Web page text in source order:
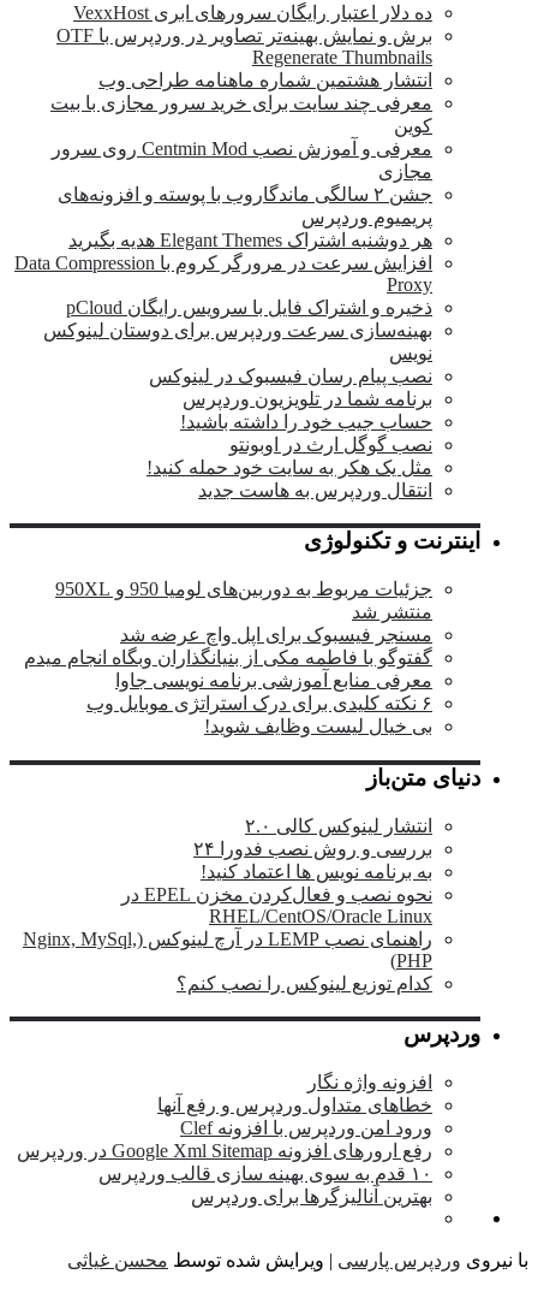
ده دلار اعتبار رایگان سرورهای ابری VexxHost
برش و نمایش بهینه‌تر تصاویر در وردپرس با OTF
Regenerate Thumbnails
انتشار هشتمین شماره ماهنامه طراحی وب
معرفی چند سایت برای خرید سرور مجازی با بیت
کوین
معرفی و آموزش نصب Centmin Mod روی سرور
مجازی
جشن ۲ سالگی ماندگار‌وب با پوسته و افزونه‌های
پریمیوم وردپرس
هر دوشنبه اشتراک Elegant Themes هدیه بگیرید
افزایش سرعت در مرورگر کروم با Data Compression
Proxy
ذخیره و اشتراک فایل با سرویس رایگان pCloud
بهینه‌سازی سرعت وردپرس برای دوستان لینوکس
نویس
نصب پیام رسان فیسبوک در لینوکس
برنامه شما در تلویزیون وردپرس
حساب جیب خود را داشته باشید!
نصب گوگل ارث در اوبونتو
مثل یک هکر به سایت خود حمله کنید!
انتقال وردپرس به هاست جدید
اینترنت و تکنولوژی
جزئیات مربوط به دوربین‌های لومیا 950 و 950XL
منتشر شد
مسنجر فیسبوک برای اپل واچ عرضه شد
گفتوگو با فاطمه مکی از بنیانگذاران وبگاه انجام میدم
معرفی منابع آموزشی برنامه نویسی جاوا
بی خیال لیست وظایف شوید!
دنیای متن‌باز
انتشار لینوکس کالی ۲.۰
بررسی و روش نصب فدورا ۲۴
به برنامه نویس ها اعتماد کنید!
نحوه نصب و فعال‌کردن مخزن EPEL در
RHEL/CentOS/Oracle Linux
راهنمای نصب LEMP در آرچ لینوکس (Nginx, MySql,
PHP)
کدام توزیع لینوکس را نصب کنم؟
وردپرس
افزونه واژه نگار
خطاهای متداول وردپرس و رفع آنها
ورود امن وردپرس با افزونه Clef
رفع ارورهای افزونه Google Xml Sitemap در وردپرس
۱۰ قدم به سوی بهینه سازی قالب وردپرس
بهترین آنالیزگرها برای وردپرس
وردپرس پارسی | ویرایش شده توسطمحسن غیاثی